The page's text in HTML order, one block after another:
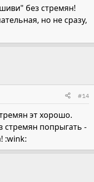
без стремян!
но не сразу,
#14
эт хорошо.
стремян попрыгать -
:wink: